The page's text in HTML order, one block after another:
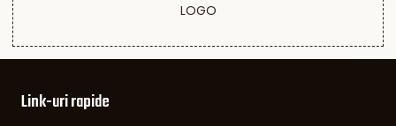
LOGO
Link-uri rapide